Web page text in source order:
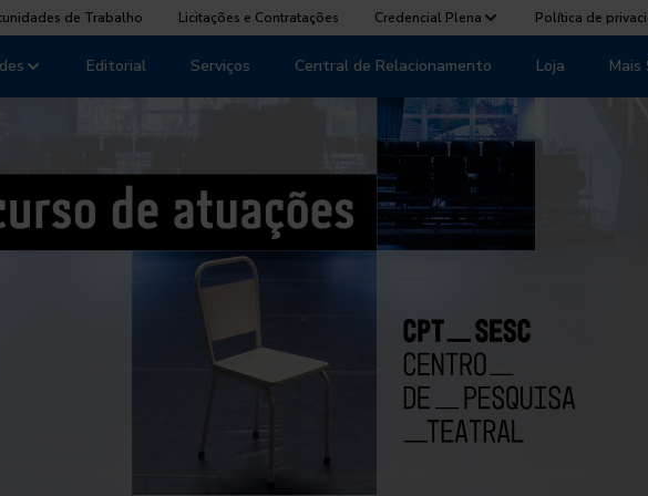
de Trabalho Licitações e Contratações Credencial Plena Política de
Editorial Serviços Central de Relacionamento Loja Mais